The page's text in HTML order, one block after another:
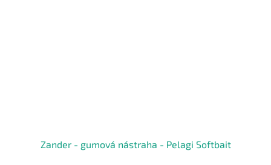
Zander - gumová nástraha - Pelagi Softbait